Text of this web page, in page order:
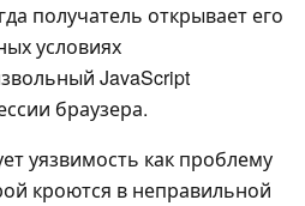
получатель открывает его
условиях
JavaScript
браузера.
уязвимость как проблему
кроются в неправильной